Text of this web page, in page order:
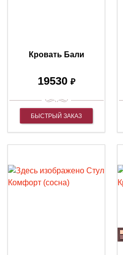
Кровать Бали
19530 ₽
БЫСТРЫЙ ЗАКАЗ